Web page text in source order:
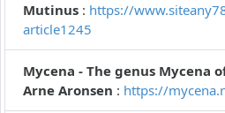
Mutinus : https://
article1245
Mycena - The genus Mycena
Arne Aronsen : https://